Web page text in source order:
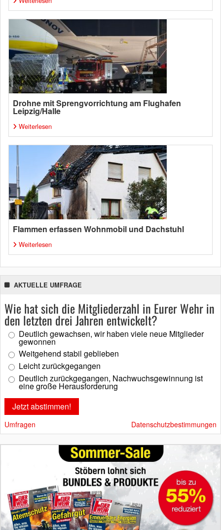
Drohne mit Sprengvorrichtung am Flughafen
Leipzig/Halle
Weiterlesen
Flammen erfassen Wohnmobil und Dachstuhl
Weiterlesen
AKTUELLE UMFRAGE
Wie hat sich die Mitgliederzahl in Eurer Wehr in
den letzten drei Jahren entwickelt?
Deutlich gewachsen, wir haben viele neue Mitglieder
gewonnen
Weitgehend stabil geblieben
Leicht zurückgegangen
Deutlich zurückgegangen, Nachwuchsgewinnung ist
eine große Herausforderung
Umfragen Datenschutzbestimmungen